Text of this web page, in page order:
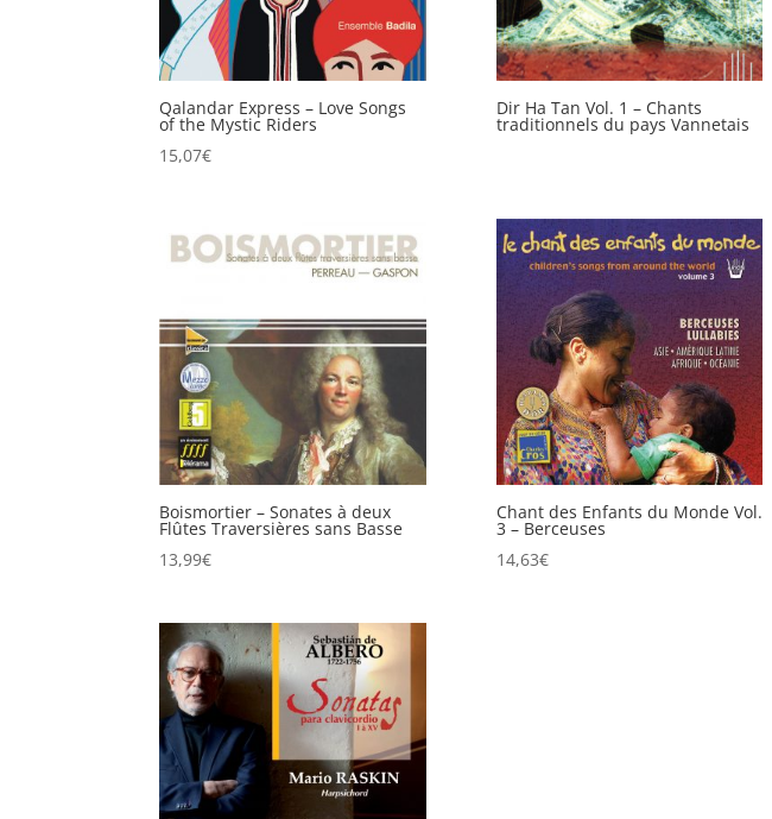
Qalandar Express – Love Songs
of the Mystic Riders
15,07€
Dir Ha Tan Vol. 1 – Chants
traditionnels du pays Vannetais
Boismortier – Sonates à deux
Flûtes Traversières sans Basse
13,99€
Chant des Enfants du Monde Vol.
3 – Berceuses
14,63€